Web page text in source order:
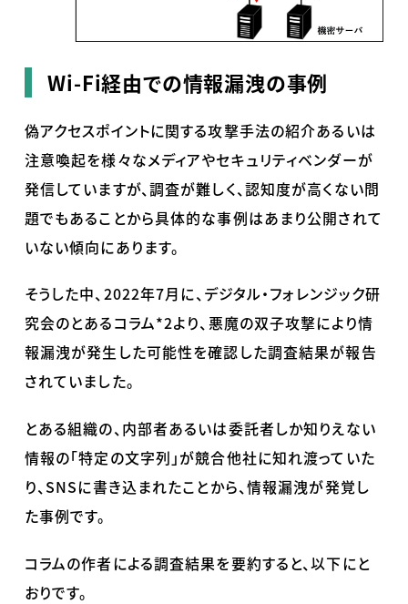
Wi-Fi経由での情報漏洩の事例
偽アクセスポイントに関する攻撃手法の紹介あるいは
注意喚起を様々なメディアやセキュリティベンダーが
発信していますが、調査が難しく、認知度が高くない問
題でもあることから具体的な事例はあまり公開されて
いない傾向にあります。
そうした中、 2022年7月に、デジタル・フォレンジック研
究会のとあるコラム*2より、悪魔の双子攻撃により情
報漏洩が発生した可能性を確認した調査結果が報告
されていました。
とある組織の、内部者あるいは委託者しか知りえない
情報の「特定の文字列」が競合他社に知れ渡っていた
り、SNSに書き込まれたことから、情報漏洩が発覚し
た事例です。
コラムの作者による調査結果を要約すると、以下にと
おりです。